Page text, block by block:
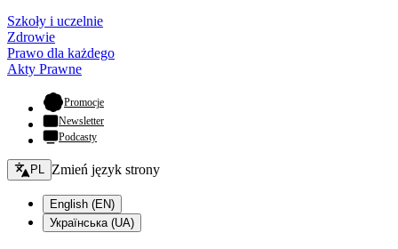
Szkoły i uczelnie
Zdrowie
Prawo dla każdego
Akty Prawne
Promocje- otwiera się w nowej karcie
Newsletter
Podcasty
Zmień język - bieżący:
PL Zmień język strony
English (EN)
Українська (UA)